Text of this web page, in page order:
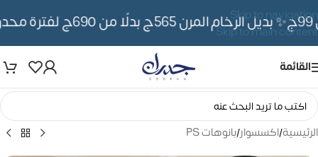
Skip to navigation
Skip to main content
✨ بديل الرخام المرن 565ج بدلًا من 690ج لفترة محدوده
القائمة
الرئيسية/اكسسوار/بانوهات PS